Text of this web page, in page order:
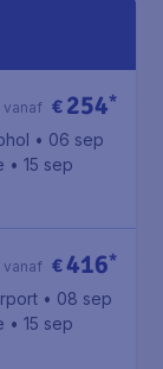
€ 254*
vanaf
• 06 sep
• 15 sep
€416*
vanaf
• 08 sep
• 15 sep